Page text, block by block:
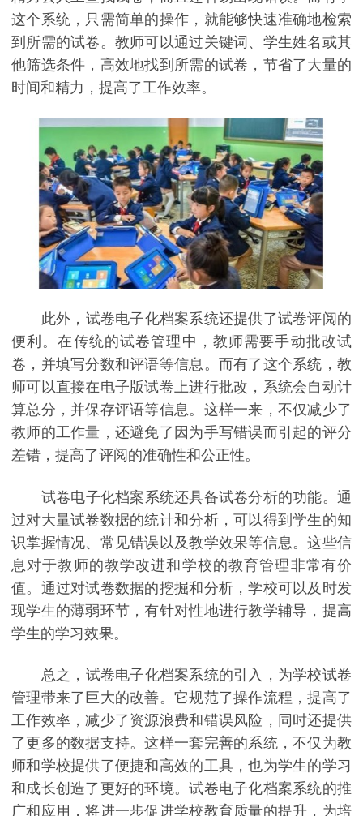
这个系统，只需简单的操作，就能够快速准确地检索
到所需的试卷。教师可以通过关键词、学生姓名或其
他筛选条件，高效地找到所需的试卷，节省了大量的
时间和精力，提高了工作效率。
此外，试卷电子化档案系统还提供了试卷评阅的
便利。在传统的试卷管理中，教师需要手动批改试
卷，并填写分数和评语等信息。而有了这个系统，教
师可以直接在电子版试卷上进行批改，系统会自动计
算总分，并保存评语等信息。这样一来，不仅减少了
教师的工作量，还避免了因为手写错误而引起的评分
差错，提高了评阅的准确性和公正性。
试卷电子化档案系统还具备试卷分析的功能。通
过对大量试卷数据的统计和分析，可以得到学生的知
识掌握情况、常见错误以及教学效果等信息。这些信
息对于教师的教学改进和学校的教育管理非常有价
值。通过对试卷数据的挖掘和分析，学校可以及时发
现学生的薄弱环节，有针对性地进行教学辅导，提高
学生的学习效果。
总之，试卷电子化档案系统的引入，为学校试卷
管理带来了巨大的改善。它规范了操作流程，提高了
工作效率，减少了资源浪费和错误风险，同时还提供
了更多的数据支持。这样一套完善的系统，不仅为教
师和学校提供了便捷和高效的工具，也为学生的学习
和成长创造了更好的环境。试卷电子化档案系统的推
广和应用，将进一步促进学校教育质量的提升，为培